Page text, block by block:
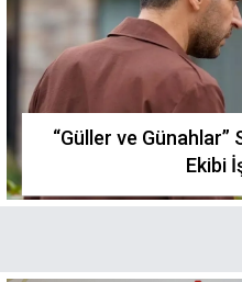
“Güller ve
Ekibi